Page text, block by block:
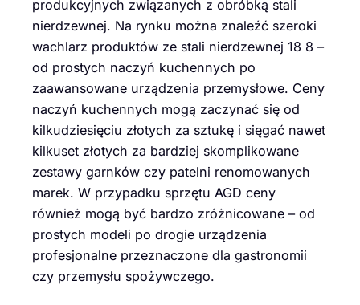
produkcyjnych związanych z obróbką stali
nierdzewnej. Na rynku można znaleźć szeroki
wachlarz produktów ze stali nierdzewnej 18 8 –
od prostych naczyń kuchennych po
zaawansowane urządzenia przemysłowe. Ceny
naczyń kuchennych mogą zaczynać się od
kilkudziesięciu złotych za sztukę i sięgać nawet
kilkuset złotych za bardziej skomplikowane
zestawy garnków czy patelni renomowanych
marek. W przypadku sprzętu AGD ceny
również mogą być bardzo zróżnicowane – od
prostych modeli po drogie urządzenia
profesjonalne przeznaczone dla gastronomii
czy przemysłu spożywczego.